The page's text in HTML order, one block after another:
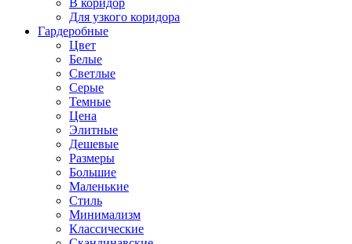
В коридор
Для узкого коридора
Гардеробные
Цвет
Белые
Светлые
Серые
Темные
Цена
Элитные
Дешевые
Размеры
Большие
Маленькие
Стиль
Минимализм
Классические